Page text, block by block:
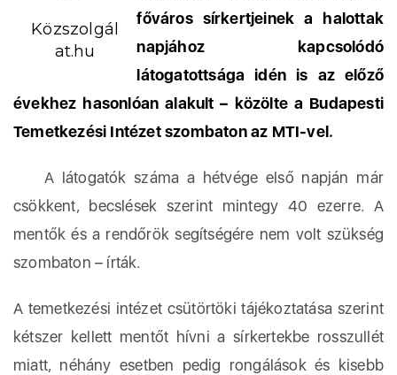
Közszolgál
at.hu
főváros sírkertjeinek a halottak
napjához kapcsolódó
látogatottsága idén is az előző
évekhez hasonlóan alakult – közölte a Budapesti
Temetkezési Intézet szombaton az MTI-vel.
A látogatók száma a hétvége első napján már
csökkent, becslések szerint mintegy 40 ezerre. A
mentők és a rendőrök segítségére nem volt szükség
szombaton – írták.
A temetkezési intézet csütörtöki tájékoztatása szerint
kétszer kellett mentőt hívni a sírkertekbe rosszullét
miatt, néhány esetben pedig rongálások és kisebb